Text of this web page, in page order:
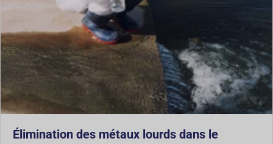
Élimination des métaux lourds dans le